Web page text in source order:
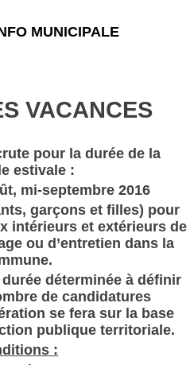
MUNICIPALE
VACANCES
pour la durée de la
estivale :
mi-septembre 2016
garçons et filles) pour
intérieurs et extérieurs de
ou d’entretien dans la
déterminée à définir
de candidatures
se fera sur la base
publique territoriale.
: